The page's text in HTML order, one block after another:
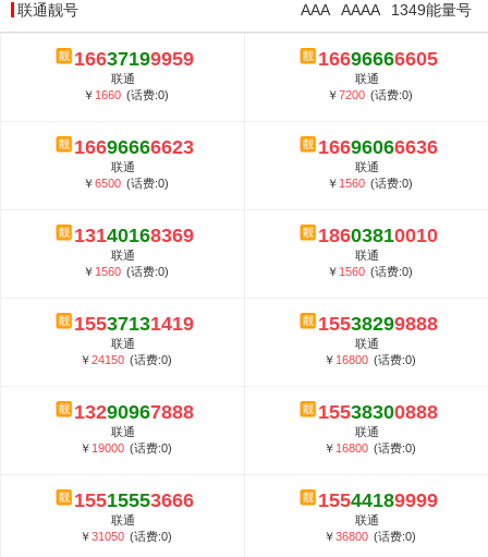
联通靓号 1349能量号
AAAA
AAA
16637199959
联通
￥ 1660 (话费:0)
16696666605
联通
￥7200 (话费:0)
16696666623
联通
￥6500 (话费:0)
16696066636
联通
￥ 1560 (话费:0)
13140168369
联通
￥ 1560 (话费:0)
18603810010
联通
￥ 1560 (话费:0)
15537131419
联通
￥24150 (话费:0)
15538299888
联通
￥ 16800 (话费:0)
13290967888
联通
￥ 19000 (话费:0)
15538300888
联通
￥ 16800 (话费:0)
15515553666
联通
￥31050 (话费:0)
15544189999
联通
￥36800 (话费:0)